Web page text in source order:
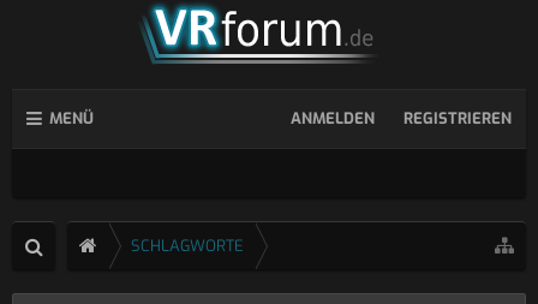
MENÜ ANMELDEN REGISTRIEREN
SCHLAGWORTE